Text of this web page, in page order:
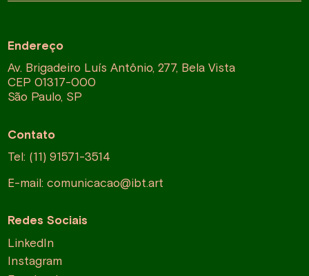
Endereço
Av. Brigadeiro Luís Antônio, 277, Bela Vista
CEP 01317-000
São Paulo, SP
Contato
Tel: (11) 91571-3514
E-mail: comunicacao@ibt.art
Redes Sociais
LinkedIn
Instagram